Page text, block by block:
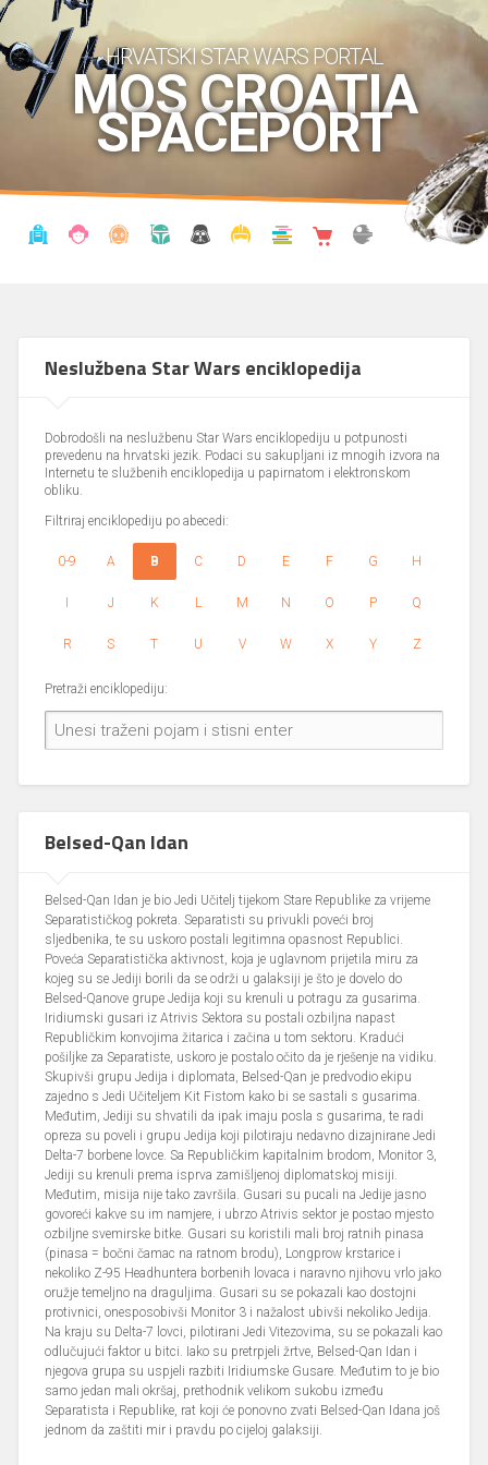
HRVATSKI STAR WARS PORTAL
MOS CROATIA
SPACEPORT
Neslužbena Star Wars enciklopedija
Dobrodošli na neslužbenu Star Wars enciklopediju u potpunosti
prevedenu na hrvatski jezik. Podaci su sakupljani iz mnogih izvora na
Internetu te službenih enciklopedija u papirnatom i elektronskom
obliku.
Filtriraj enciklopediju po abecedi:
0-9 A B C D E F G H
I J K L M N O P Q
R S T U V W X Y Z
Pretraži enciklopediju:
Belsed-Qan Idan
Belsed-Qan Idan je bio Jedi Učitelj tijekom Stare Republike za vrijeme
Separatističkog pokreta. Separatisti su privukli poveći broj
sljedbenika, te su uskoro postali legitimna opasnost Republici.
Poveća Separatistička aktivnost, koja je uglavnom prijetila miru za
kojeg su se Jediji borili da se održi u galaksiji je što je dovelo do
Belsed-Qanove grupe Jedija koji su krenuli u potragu za gusarima.
Iridiumski gusari iz Atrivis Sektora su postali ozbiljna napast
Republičkim konvojima žitarica i začina u tom sektoru. Kradući
pošiljke za Separatiste, uskoro je postalo očito da je rješenje na vidiku.
Skupivši grupu Jedija i diplomata, Belsed-Qan je predvodio ekipu
zajedno s Jedi Učiteljem Kit Fistom kako bi se sastali s gusarima.
Međutim, Jediji su shvatili da ipak imaju posla s gusarima, te radi
opreza su poveli i grupu Jedija koji pilotiraju nedavno dizajnirane Jedi
Delta-7 borbene lovce. Sa Republičkim kapitalnim brodom, Monitor 3,
Jediji su krenuli prema isprva zamišljenoj diplomatskoj misiji.
Međutim, misija nije tako završila. Gusari su pucali na Jedije jasno
govoreći kakve su im namjere, i ubrzo Atrivis sektor je postao mjesto
ozbiljne svemirske bitke. Gusari su koristili mali broj ratnih pinasa
(pinasa = bočni čamac na ratnom brodu), Longprow krstarice i
nekoliko Z-95 Headhuntera borbenih lovaca i naravno njihovu vrlo jako
oružje temeljno na draguljima. Gusari su se pokazali kao dostojni
protivnici, onesposobivši Monitor 3 i nažalost ubivši nekoliko Jedija.
Na kraju su Delta-7 lovci, pilotirani Jedi Vitezovima, su se pokazali kao
odlučujući faktor u bitci. Iako su pretrpjeli žrtve, Belsed-Qan Idan i
njegova grupa su uspjeli razbiti Iridiumske Gusare. Međutim to je bio
samo jedan mali okršaj, prethodnik velikom sukobu između
Separatista i Republike, rat koji će ponovno zvati Belsed-Qan Idana još
jednom da zaštiti mir i pravdu po cijeloj galaksiji.